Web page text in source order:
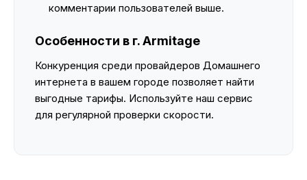
комментарии пользователей выше.
Особенности в г. Armitage
Конкуренция среди провайдеров Домашнего
интернета в вашем городе позволяет найти
выгодные тарифы. Используйте наш сервис
для регулярной проверки скорости.